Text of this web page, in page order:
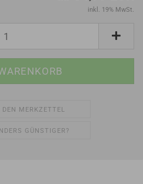
inkl. 19% MwSt.
DEN MERKZETTEL
GÜNSTIGER?